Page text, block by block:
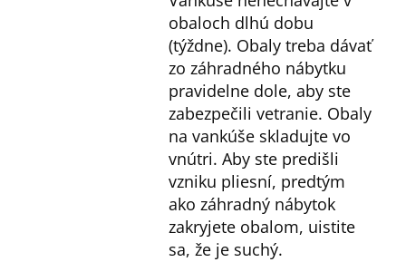
obaloch dlhú dobu
(týždne). Obaly treba dávať
zo záhradného nábytku
pravidelne dole, aby ste
zabezpečili vetranie. Obaly
na vankúše skladujte vo
vnútri. Aby ste predišli
vzniku pliesní, predtým
ako záhradný nábytok
zakryjete obalom, uistite
sa, že je suchý.